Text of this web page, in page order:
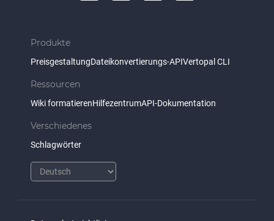
Produkte
PreisgestaltungDateikonvertierungs-APIVertopal CLI
Ressourcen
Wiki formatierenHilfezentrumAPI-Dokumentation
Verschiedenes
Schlagwörter